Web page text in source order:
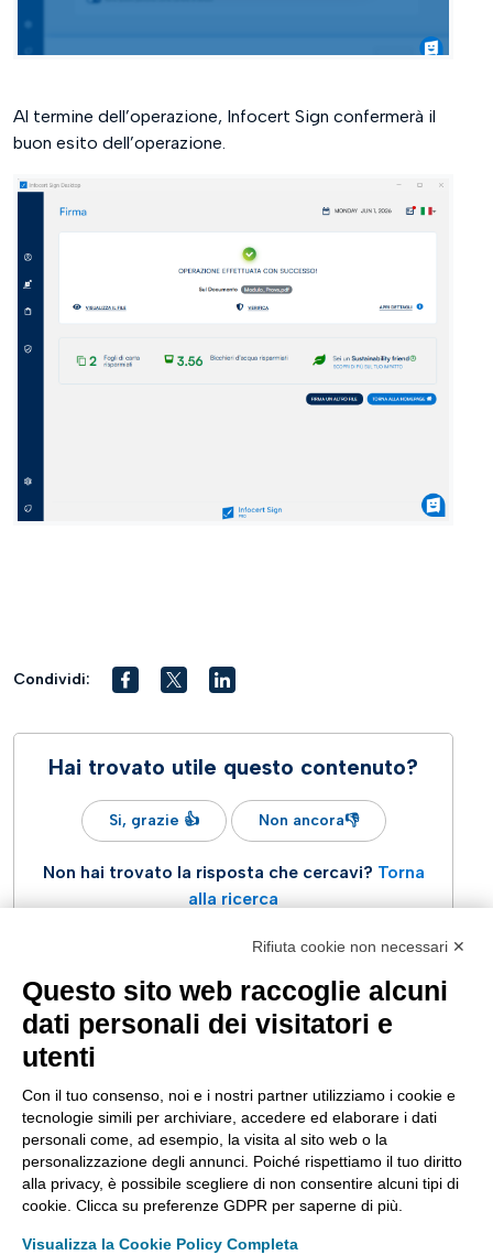
Al termine dell’operazione, Infocert Sign confermerà il
buon esito dell’operazione.
Condividi:
Hai trovato utile questo contenuto?
Si, grazie 👍 Non ancora👎
Non hai trovato la risposta che cercavi? Torna
alla ricerca
Apri un ticket di Assistenza Tecnica east
ASSISTENZA SEGUICI SU:
Rifiuta cookie non necessari ✕
Questo sito web raccoglie alcuni
dati personali dei visitatori e
utenti
Con il tuo consenso, noi e i nostri partner utilizziamo i cookie e
tecnologie simili per archiviare, accedere ed elaborare i dati
personali come, ad esempio, la visita al sito web o la
personalizzazione degli annunci. Poiché rispettiamo il tuo diritto
alla privacy, è possibile scegliere di non consentire alcuni tipi di
cookie. Clicca su preferenze GDPR per saperne di più.
Visualizza la Cookie Policy Completa